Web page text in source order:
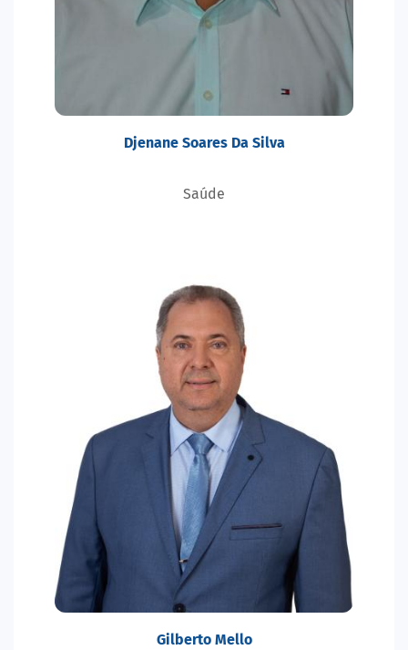
Djenane Soares Da Silva
Saúde
Gilberto Mello